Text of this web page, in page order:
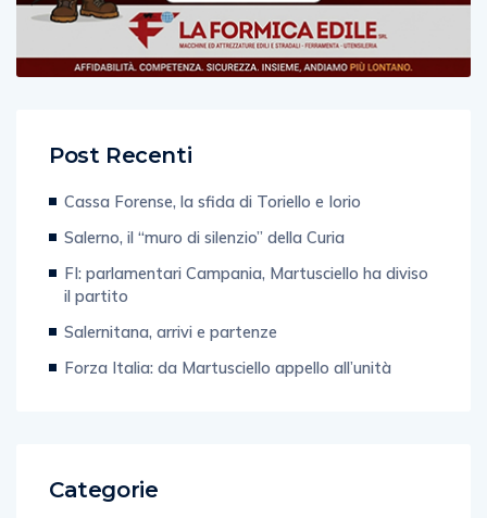
Post Recenti
Cassa Forense, la sfida di Toriello e Iorio
Salerno, il “muro di silenzio” della Curia
FI: parlamentari Campania, Martusciello ha diviso
il partito
Salernitana, arrivi e partenze
Forza Italia: da Martusciello appello all’unità
Categorie